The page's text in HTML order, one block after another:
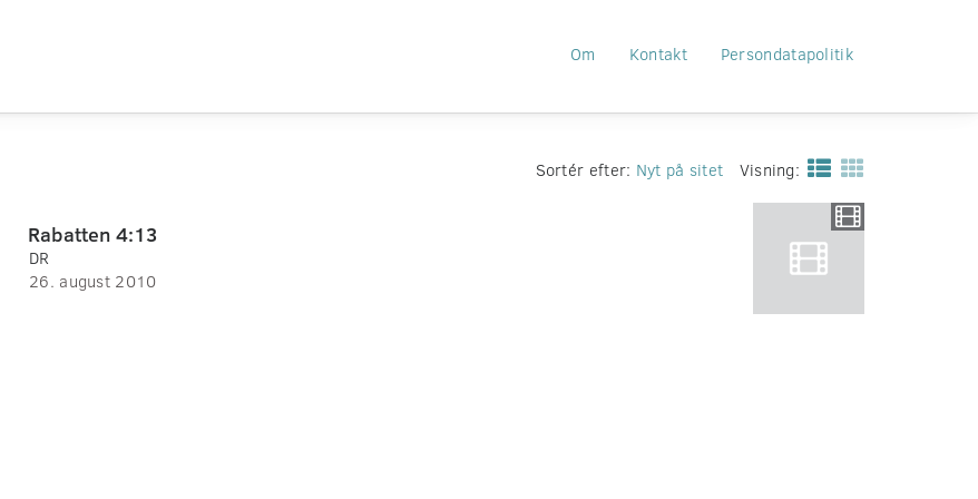
Om Kontakt Persondatapolitik
Sortér efter: Nyt på sitet Visning:
Rabatten 4:13
DR
26. august 2010